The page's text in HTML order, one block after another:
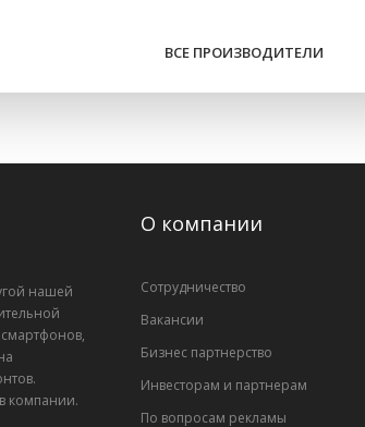
ВСЕ ПРОИЗВОДИТЕЛИ
нашей
смартфонов,
компании.
О компании
Сотрудничество
Вакансии
Бизнес партнерство
Инвесторам и партнерам
По вопросам рекламы